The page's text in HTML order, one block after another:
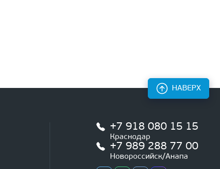
+7 918 080 15 15
Краснодар
+7 989 288 77 00
Новороссийск/Анапа
НАВЕРХ